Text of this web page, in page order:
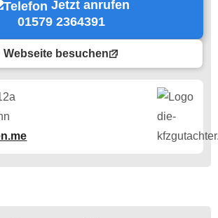
Jetzt anrufen
01579 2364391
Webseite besuchen